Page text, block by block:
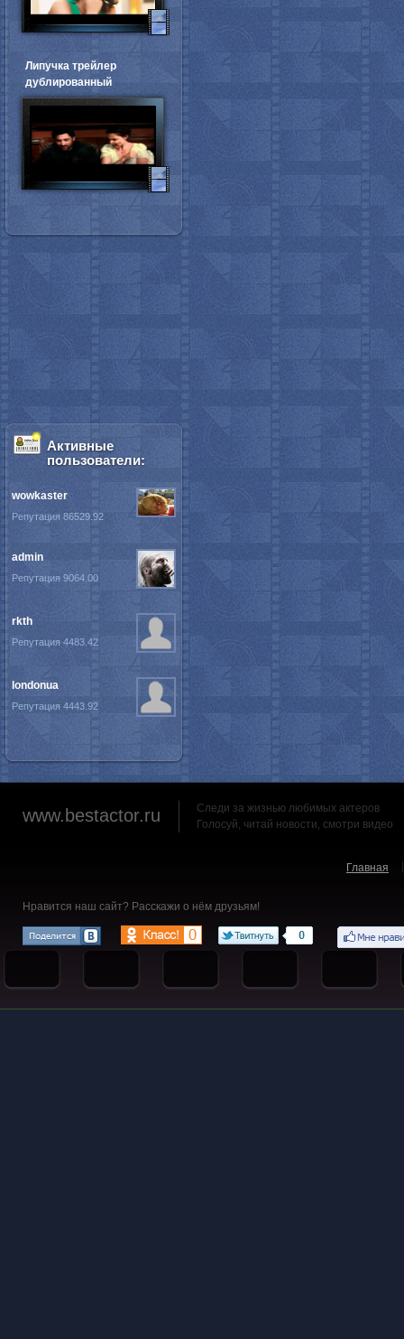
Липучка трейлер
дублированный
Активные
пользователи:
wowkaster
Репутация 86529.92
admin
Репутация 9064.00
rkth
Репутация 4483.42
londonua
Репутация 4443.92
www.bestactor.ru
Следи за жизнью любимых актеров
Голосуй, читай новости, смотри видео
Главная
Нравится наш сайт? Расскажи о нём друзьям!